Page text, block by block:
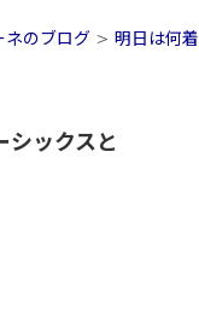
ネのブログ > 明日は何
シックスと